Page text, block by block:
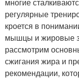
регулярные
кроется в
мышцы и жировые
рассмотрим
сжигания жира и
рекомендации,